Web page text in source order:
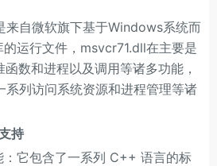
自微软旗下基于Windows系统而
运行文件，msvcr71.dll在主要是
数和进程以及调用等诸多功能，
系列访问系统资源和进程管理等诸
持
它包含了一系列 C++ 语言的标